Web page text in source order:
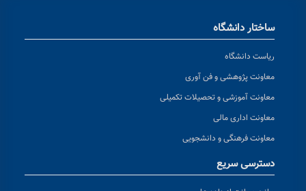
ساختار دانشگاه
ریاست دانشگاه
معاونت پژوهشی و فن آوری
معاونت آموزشی و تحصیلات تکمیلی
معاونت اداری مالی
معاونت فرهنگی و دانشجویی
دسترسی سریع